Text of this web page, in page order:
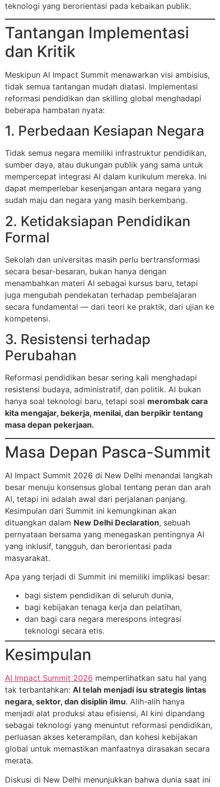
teknologi yang berorientasi pada kebaikan publik.
Tantangan Implementasi
dan Kritik
Meskipun AI Impact Summit menawarkan visi ambisius,
tidak semua tantangan mudah diatasi. Implementasi
reformasi pendidikan dan skilling global menghadapi
beberapa hambatan nyata:
1. Perbedaan Kesiapan Negara
Tidak semua negara memiliki infrastruktur pendidikan,
sumber daya, atau dukungan publik yang sama untuk
mempercepat integrasi AI dalam kurikulum mereka. Ini
dapat memperlebar kesenjangan antara negara yang
sudah maju dan negara yang masih berkembang.
2. Ketidaksiapan Pendidikan
Formal
Sekolah dan universitas masih perlu bertransformasi
secara besar-besaran, bukan hanya dengan
menambahkan materi AI sebagai kursus baru, tetapi
juga mengubah pendekatan terhadap pembelajaran
secara fundamental — dari teori ke praktik, dari ujian ke
kompetensi.
3. Resistensi terhadap
Perubahan
Reformasi pendidikan besar sering kali menghadapi
resistensi budaya, administratif, dan politik. AI bukan
hanya soal teknologi baru, tetapi soal merombak cara
kita mengajar, bekerja, menilai, dan berpikir tentang
masa depan pekerjaan.
Masa Depan Pasca-Summit
AI Impact Summit 2026 di New Delhi menandai langkah
besar menuju konsensus global tentang peran dan arah
AI, tetapi ini adalah awal dari perjalanan panjang.
Kesimpulan dari Summit ini kemungkinan akan
dituangkan dalam New Delhi Declaration, sebuah
pernyataan bersama yang menegaskan pentingnya AI
yang inklusif, tangguh, dan berorientasi pada
masyarakat.
Apa yang terjadi di Summit ini memiliki implikasi besar:
bagi sistem pendidikan di seluruh dunia,
bagi kebijakan tenaga kerja dan pelatihan,
dan bagi cara negara merespons integrasi
teknologi secara etis.
Kesimpulan
AI Impact Summit 2026 memperlihatkan satu hal yang
tak terbantahkan: AI telah menjadi isu strategis lintas
negara, sektor, dan disiplin ilmu. Alih-alih hanya
menjadi alat produksi atau efisiensi, AI kini dipandang
sebagai teknologi yang menuntut reformasi pendidikan,
perluasan akses keterampilan, dan kohesi kebijakan
global untuk memastikan manfaatnya dirasakan secara
merata.
Diskusi di New Delhi menunjukkan bahwa dunia saat ini